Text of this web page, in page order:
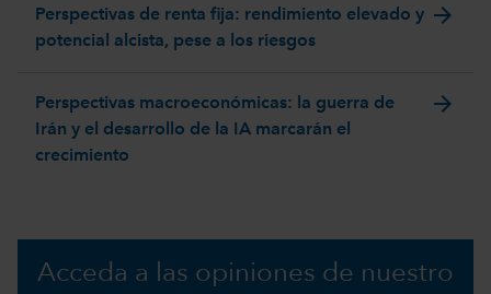
Perspectivas de renta fija: rendimiento elevado y
potencial alcista, pese a los riesgos
arrow_forward
Perspectivas macroeconómicas: la guerra de
Irán y el desarrollo de la IA marcarán el
crecimiento
arrow_forward
Acceda a las opiniones de nuestro